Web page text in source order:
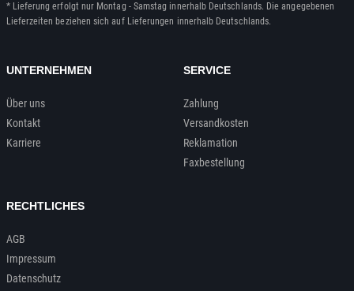
* Lieferung erfolgt nur Montag - Samstag innerhalb Deutschlands. Die angegebenen
Lieferzeiten beziehen sich auf Lieferungen innerhalb Deutschlands.
UNTERNEHMEN
Über uns
Kontakt
Karriere
SERVICE
Zahlung
Versandkosten
Reklamation
Faxbestellung
RECHTLICHES
AGB
Impressum
Datenschutz